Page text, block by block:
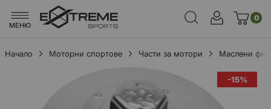
МЕНЮ
0
Начало Моторни спортове Части за мотори Маслени
-15%